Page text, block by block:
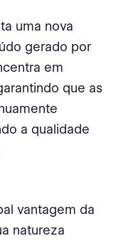
uma nova
gerado por
em
que as
a qualidade
vantagem da
natureza